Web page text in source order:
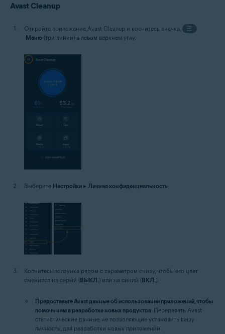
Avast Cleanup
Откройте приложение Avast Cleanup и коснитесь значка
☰
Меню (три линии) в левом верхнем углу.
Выберите Настройки ▸ Личная конфиденциальность.
Коснитесь ползунка рядом с параметром снизу, чтобы его цвет
сменился на серый (ВЫКЛ. ) или на синий (ВКЛ. ).
Предоставьте Avast данные об использовании приложений, чтобы
помочь нам в разработке новых продуктов: Передавать Avast
статистические данные, не позволяющие установить вашу
личность, для разработки новых приложений.